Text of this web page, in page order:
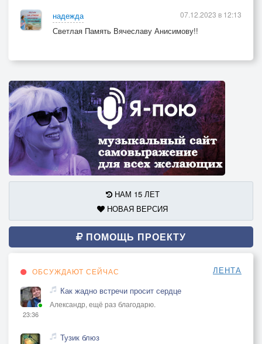
надежда
Светлая Память Вячеславу Анисимову!!
07.12.2023 в 12:13
НАМ 15 ЛЕТ
НОВАЯ ВЕРСИЯ
ПОМОЩЬ ПРОЕКТУ
ОБСУЖДАЮТ СЕЙЧАС ЛЕНТА
23:36
Как жадно встречи просит сердце
Александр, ещё раз благодарю.
Тузик блюз